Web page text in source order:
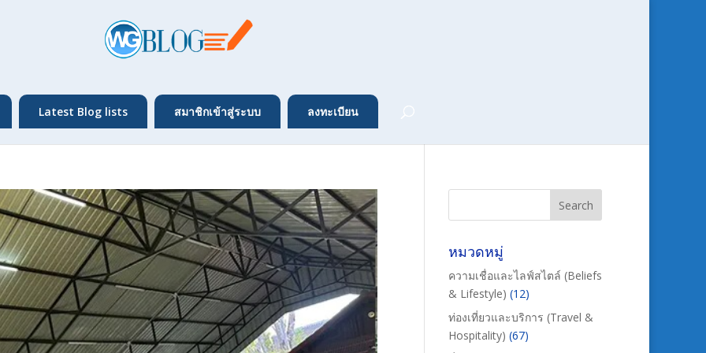
Latest Blog lists สมาชิกเข้าสู่ระบบ ลงทะเบียน
หมวดหมู่
ความเชื่อและไลฟ์สไตล์ (Beliefs
& Lifestyle) (12)
ท่องเที่ยวและบริการ (Travel &
Hospitality) (67)